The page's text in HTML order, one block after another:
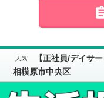
【正社員/デイサ
相模原市中央区